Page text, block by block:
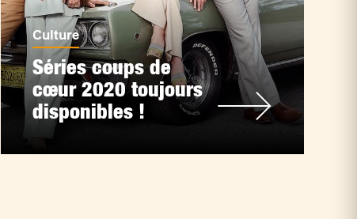
Culture
Séries coups de
cœur 2020 toujours
disponibles !